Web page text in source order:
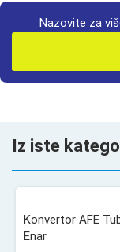
Nazovite za
Iz iste
Konvertor AFE
Enar